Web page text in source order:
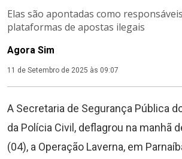
Elas são apontadas como
plataformas de apostas ilegais
Agora Sim
11 de Setembro de 2025 às 09:07
A Secretaria de Segurança Pública
da Polícia Civil, deflagrou na manhã
(04), a Operação Laverna, em